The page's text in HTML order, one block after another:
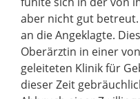
aber nicht gut
an die Angeklagte.
Oberärztin in einer
geleiteten Klinik für
dieser Zeit